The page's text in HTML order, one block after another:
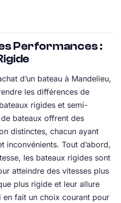
Performances :
d’un bateau à Mandelieu,
les différences de
rigides et semi-
bateaux offrent des
distinctes, chacun ayant
inconvénients. Tout d’abord,
les bateaux rigides sont
atteindre des vitesses plus
plus rigide et leur allure
fait un choix courant pour